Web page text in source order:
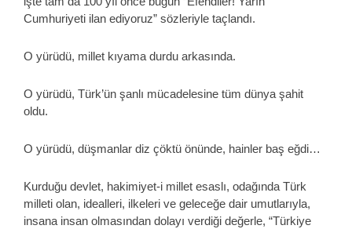
Cumhuriyeti ilan ediyoruz” sözleriyle taçlandı.
O yürüdü, millet kıyama durdu arkasında.
O yürüdü, Türk’ün şanlı mücadelesine tüm dünya şahit
oldu.
O yürüdü, düşmanlar diz çöktü önünde, hainler baş eğdi…
Kurduğu devlet, hakimiyet-i millet esaslı, odağında Türk
milleti olan, idealleri, ilkeleri ve geleceğe dair umutlarıyla,
insana insan olmasından dolayı verdiği değerle, “Türkiye